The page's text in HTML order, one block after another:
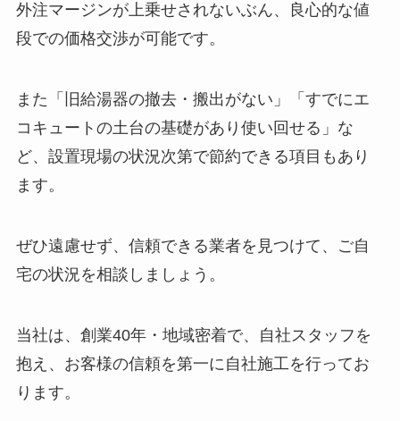
外注マージンが上乗せされないぶん、良心的な値
段での価格交渉が可能です。
また「旧給湯器の撤去・搬出がない」「すでにエ
コキュートの土台の基礎があり使い回せる」な
ど、設置現場の状況次第で節約できる項目もあり
ます。
ぜひ遠慮せず、信頼できる業者を見つけて、ご自
宅の状況を相談しましょう。
当社は、創業40年・地域密着で、自社スタッフを
抱え、お客様の信頼を第一に自社施工を行ってお
ります。